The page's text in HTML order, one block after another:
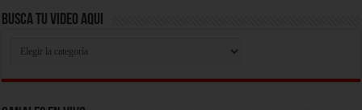
Busca Tu Video Aqui
Aqui